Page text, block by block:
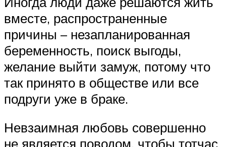
вместе, распространенные
причины – незапланированная
беременность, поиск выгоды,
желание выйти замуж, потому что
так принято в обществе или все
подруги уже в браке.
Невзаимная любовь совершенно
не является поводом, чтобы тотчас